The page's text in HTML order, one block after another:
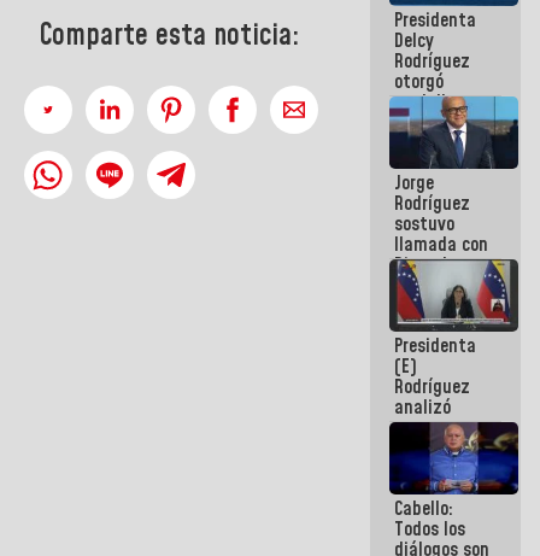
Comparte esta noticia: abordar
planes de
acción
Presidenta
Delcy
Rodríguez
otorgó
medalla
"Héroe de
Venezuela"
a servidores
públicos
Jorge
Rodríguez
sostuvo
llamada con
Dinorah
Figuera y
acuerdan
primer
encuentro
presencial
para el
diálogo
Presidenta
(E)
Rodríguez
analizó
junto a
gobernadores
planes de
recuperación
del Sistema
Eléctrico
Cabello:
Todos los
diálogos son